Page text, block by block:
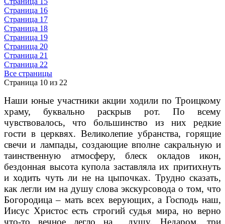
Страница 16
Страница 17
Страница 18
Страница 19
Страница 20
Страница 21
Страница 22
Все страницы
Страница 10 из 22
Наши юные участники акции ходили по Троицкому
храму, буквально раскрыв рот. По всему
чувствовалось, что большинство из них редкие
гости в церквях. Великолепие убранства, горящие
свечи и лампады, создающие вполне сакральную и
таинственную атмосферу, блеск окладов икон,
бездонная высота купола заставляла их притихнуть
и ходить чуть ли не на цыпочках. Трудно сказать,
как легли им на душу слова экскурсовода о том, что
Богородица – мать всех верующих, а Господь наш,
Иисус Христос есть строгий судья мира, но верно
что-то вечное легло на душу. Недаром, три